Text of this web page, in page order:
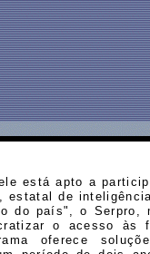
está apto a
de
do país", o Serpro,
o acesso às
oferece